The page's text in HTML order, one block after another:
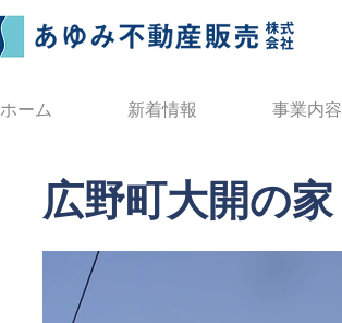
ホーム 新着情報 事業内容
広野町大開の家